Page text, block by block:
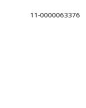
11-0000063376